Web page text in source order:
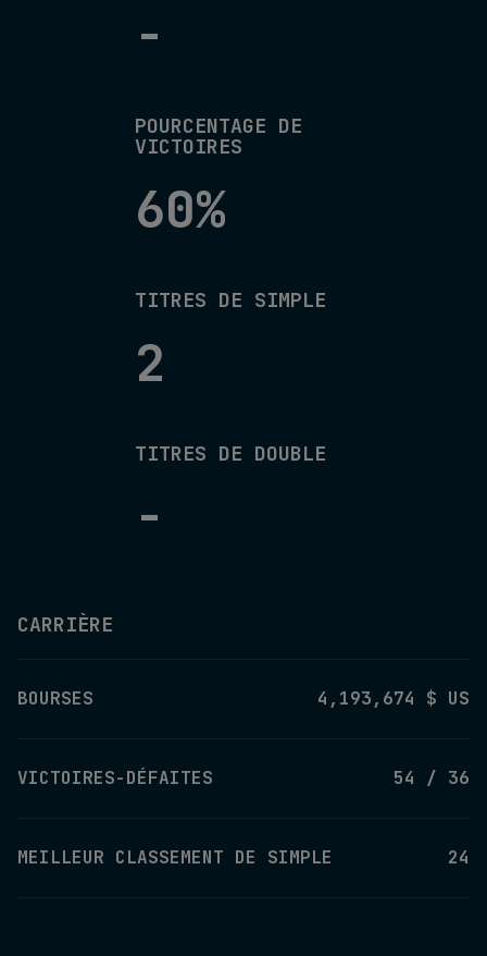
-
POURCENTAGE DE
VICTOIRES
60%
TITRES DE SIMPLE
2
TITRES DE DOUBLE
-
CARRIÈRE
BOURSES 4,193,674 $ US
VICTOIRES-DÉFAITES 54 / 36
MEILLEUR CLASSEMENT DE SIMPLE 24